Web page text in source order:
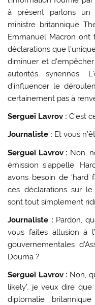
à présent parlons un
ministre britannique
Emmanuel Macron ont
déclarations que
diminuer et
autorités syriennes.
d’influencer le
certainement pas à
Sergueï Lavrov : C’est
Journaliste : Et vous
Sergueï Lavrov : Non,
émission s’appelle
avons besoin de ‘hard
ces déclarations sur le
sont tout simplement
Journaliste : Pardon,
vous faites allusion à
gouvernementales
Douma ?
Sergueï Lavrov : Non,
likely’, je veux dire
diplomatie